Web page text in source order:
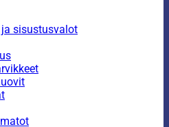
sisustusvalot